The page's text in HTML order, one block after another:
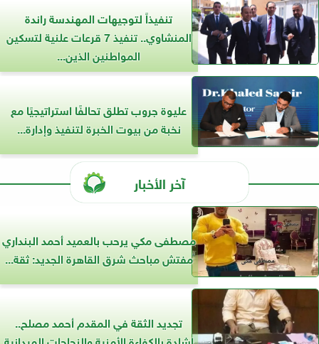
تنفيذاً لتوجيهات المهندسة راندة
المنشاوي.. تنفيذ 7 قرعات علنية لتسكين
المواطنين الذين...
عليوة جروب تطلق تحالفًا استراتيجيًا مع
نخبة من بيوت الخبرة لتنفيذ وإدارة...
آخر الأخبار
مصطفى مكي يرحب بالعميد أحمد البنداري
مفتش مباحث شرق القاهرة الجديد: ثقة...
تجديد الثقة في المقدم أحمد مصلح..
إشادة بالكفاءة الأمنية والنجاحات الميدانية